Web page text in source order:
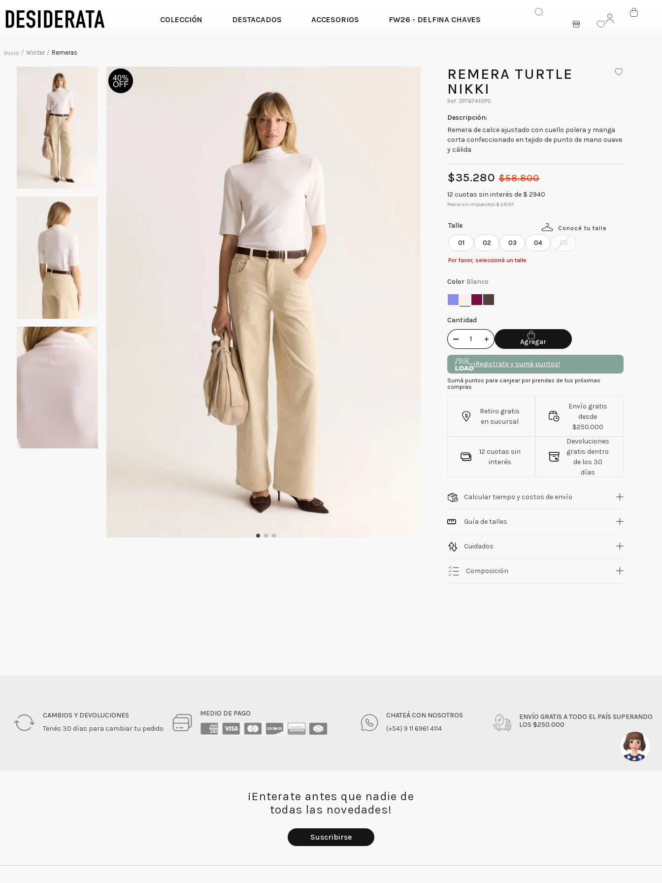
COLECCIÓN DESTACADOS ACCESORIOS FW26 - DELFINA CHAVES ENTRAR
Winter Remeras
REMERA TURTLE
NIKKI
ZP767410PS
Remera de calce ajustado con cuello polera y manga
corta confeccionado en tejido de punto de mano suave
y cálida
$35.280 $58.800
12 cuotas sin interés de $ 2940
Precio sin impuestos:$ 29.157
Conocé tu talle
Talle
01 02 03 04 05
Por favor, seleccioná un talle
Color Blanco
Cantidad
＋
－
¡Registrate y sumá puntos!
Sumá puntos para canjear por prendas de tus próximas
compras
Retiro gratis
en sucursal
Envío gratis
desde
$250.000
12 cuotas sin
interés
Devoluciones
gratis dentro
de los 30
días
Calcular tiempo y costos de envío
Guía de talles
Cuidados
Composición
CAMBIOS Y DEVOLUCIONES
Tenés 30 días para cambiar tu pedido
MEDIO DE PAGO
CHATEÁ CON NOSOTROS
(+54) 9 11 6961 4114
ENVÍO GRATIS A TODO EL PAÍS SUPERANDO
LOS $250.000
¡Enterate antes que nadie de
todas las novedades!
Suscribirse